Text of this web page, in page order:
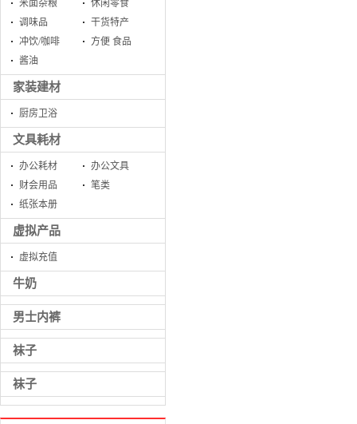
米面杂粮
休闲零食
调味品
干货特产
冲饮/咖啡
方便 食品
酱油
家装建材
厨房卫浴
文具耗材
办公耗材
办公文具
财会用品
笔类
纸张本册
虚拟产品
虚拟充值
牛奶
男士内裤
袜子
袜子